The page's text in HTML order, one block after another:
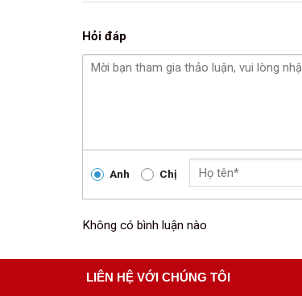
Hỏi đáp
Anh Chị
Không có bình luận nào
LIÊN HỆ VỚI CHÚNG TÔI